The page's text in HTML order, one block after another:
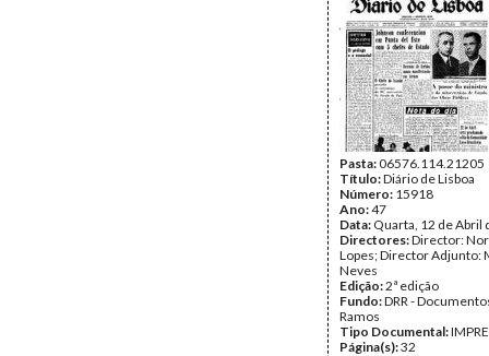
Pasta:06576.114.21205
Título:Diário de Lisboa
Número: 15918
Ano:47
Data: Quarta, 12 de Abril
Directores:Director:
Lopes; Director Adjunto:
Neves
Edição:2ª edição
Fundo:DRR -
Ramos
Tipo Documental:
Página(s):32